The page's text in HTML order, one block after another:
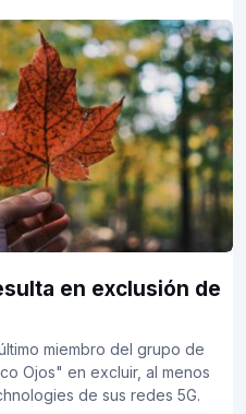
en exclusión de
miembro del grupo de
Ojos" en excluir, al menos
de sus redes 5G.